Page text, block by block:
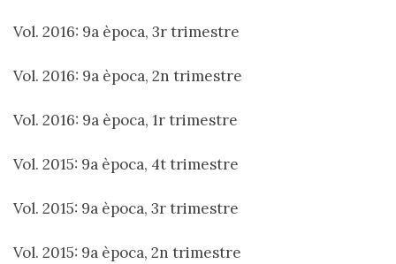
Vol. 2016: 9a època, 3r trimestre
Vol. 2016: 9a època, 2n trimestre
Vol. 2016: 9a època, 1r trimestre
Vol. 2015: 9a època, 4t trimestre
Vol. 2015: 9a època, 3r trimestre
Vol. 2015: 9a època, 2n trimestre